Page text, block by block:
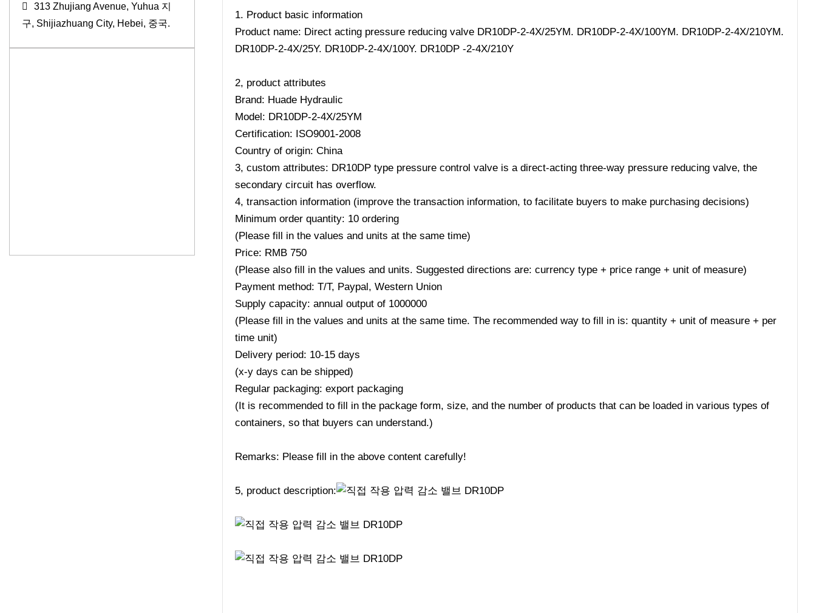
313 Zhujiang Avenue, Yuhua 지
구, Shijiazhuang City, Hebei, 중국.
1. Product basic information
Product name: Direct acting pressure reducing valve DR10DP-2-4X/25YM. DR10DP-2-4X/100YM. DR10DP-2-4X/210YM.
DR10DP-2-4X/25Y. DR10DP-2-4X/100Y. DR10DP -2-4X/210Y
2, product attributes
Brand: Huade Hydraulic
Model: DR10DP-2-4X/25YM
Certification: ISO9001-2008
Country of origin: China
3, custom attributes: DR10DP type pressure control valve is a direct-acting three-way pressure reducing valve, the
secondary circuit has overflow.
4, transaction information (improve the transaction information, to facilitate buyers to make purchasing decisions)
Minimum order quantity: 10 ordering
(Please fill in the values ​​and units at the same time)
Price: RMB 750
(Please also fill in the values ​​and units. Suggested directions are: currency type + price range + unit of measure)
Payment method: T/T, Paypal, Western Union
Supply capacity: annual output of 1000000
(Please fill in the values ​​and units at the same time. The recommended way to fill in is: quantity + unit of measure + per
time unit)
Delivery period: 10-15 days
(x-y days can be shipped)
Regular packaging: export packaging
(It is recommended to fill in the package form, size, and the number of products that can be loaded in various types of
containers, so that buyers can understand.)
Remarks: Please fill in the above content carefully!
5, product description: